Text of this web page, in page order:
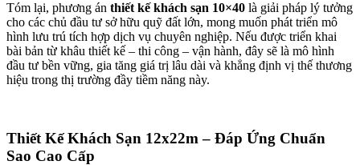
Tóm lại, phương án thiết kế khách sạn 10×40 là giải pháp lý tưởng
cho các chủ đầu tư sở hữu quỹ đất lớn, mong muốn phát triển mô
hình lưu trú tích hợp dịch vụ chuyên nghiệp. Nếu được triển khai
bài bản từ khâu thiết kế – thi công – vận hành, đây sẽ là mô hình
đầu tư bền vững, gia tăng giá trị lâu dài và khẳng định vị thế thương
hiệu trong thị trường đầy tiềm năng này.
Thiết Kế Khách Sạn 12x22m – Đáp Ứng Chuẩn
Sao Cao Cấp